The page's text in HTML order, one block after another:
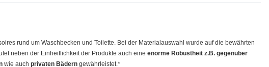
rund um Waschbecken und Toilette. Bei der Materialauswahl wurde auf die bewährten
neben der Einheitlichkeit der Produkte auch eine enorme Robustheit z.B. gegenüber
wie auch privaten Bädern gewährleistet.*